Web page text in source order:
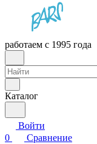
работаем с 1995 года
Каталог
Войти
0
Сравнение